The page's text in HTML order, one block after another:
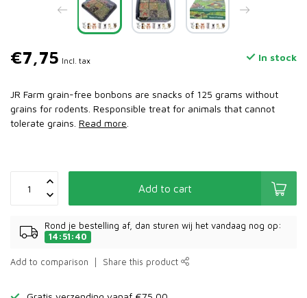
€7,75 Incl. tax In stock
JR Farm grain-free bonbons are snacks of 125 grams without
grains for rodents. Responsible treat for animals that cannot
tolerate grains. Read more
Add to cart
Rond je bestelling af, dan sturen wij het vandaag nog op:
14:51:40
Add to comparison Share this product